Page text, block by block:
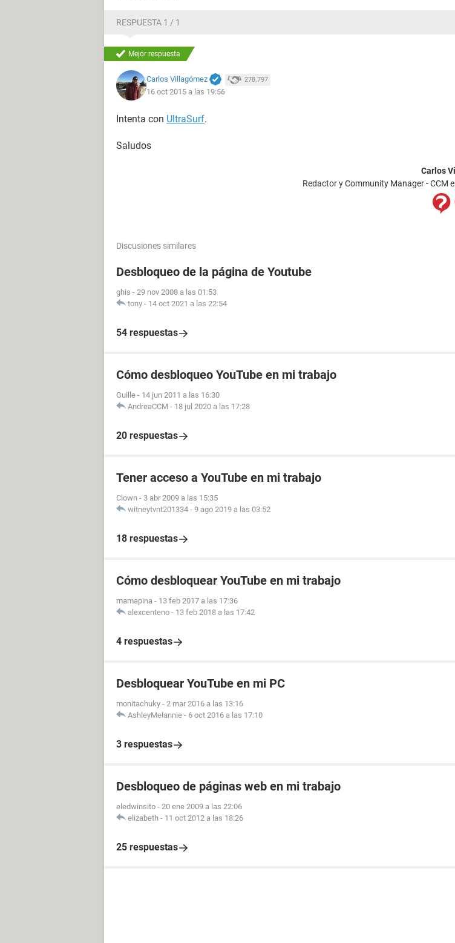
RESPUESTA 1 / 1
Mejor respuesta
Carlos Villagómez 278.797
16 oct 2015 a las 19:56
Intenta con UltraSurf.
Saludos
Carlos
Redactor y Community Manager - CCM
Discusiones similares
Desbloqueo de la página de Youtube
ghis - 29 nov 2008 a las 01:53
tony - 14 oct 2021 a las 22:54
54 respuestas
Cómo desbloqueo YouTube en mi trabajo
Guille - 14 jun 2011 a las 16:30
AndreaCCM - 18 jul 2020 a las 17:28
20 respuestas
Tener acceso a YouTube en mi trabajo
Clown - 3 abr 2009 a las 15:35
witneytvnt201334 - 9 ago 2019 a las 03:52
18 respuestas
Cómo desbloquear YouTube en mi trabajo
mamapina - 13 feb 2017 a las 17:36
alexcenteno - 13 feb 2018 a las 17:42
4 respuestas
Desbloquear YouTube en mi PC
monitachuky - 2 mar 2016 a las 13:16
AshleyMelannie - 6 oct 2016 a las 17:10
3 respuestas
Desbloqueo de páginas web en mi trabajo
eledwinsito - 20 ene 2009 a las 22:06
elizabeth - 11 oct 2012 a las 18:26
25 respuestas